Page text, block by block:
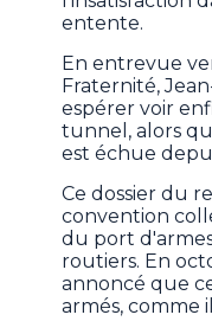
entente.
En entrevue
Fraternité,
espérer voir
tunnel, alors
est échue
Ce dossier du
convention
du port
routiers. En
annoncé que
armés, comme